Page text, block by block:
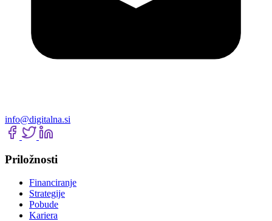
info@digitalna.si
Priložnosti
Financiranje
Strategije
Pobude
Kariera